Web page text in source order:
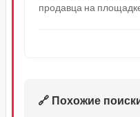
продавца на
🔗 Похожие